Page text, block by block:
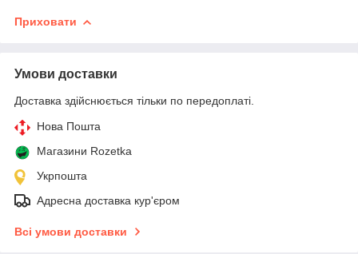
Приховати
Умови доставки
Доставка здійснюється тільки по передоплаті.
Нова Пошта
Магазини Rozetka
Укрпошта
Адресна доставка кур'єром
Всі умови доставки